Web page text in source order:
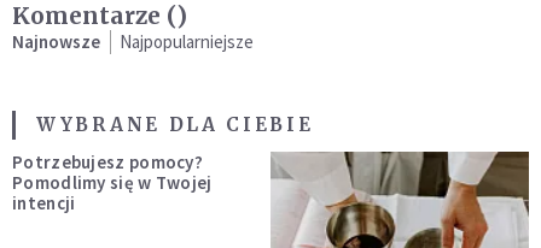
Komentarze ()
Najnowsze Najpopularniejsze
WYBRANE DLA CIEBIE
Potrzebujesz pomocy?
Pomodlimy się w Twojej
intencji